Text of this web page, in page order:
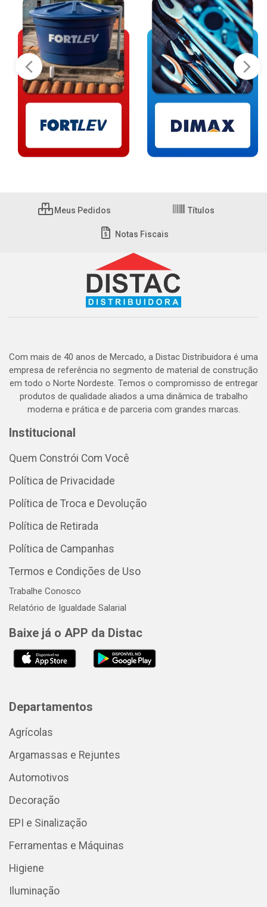
Meus Pedidos Títulos
Notas Fiscais
Com mais de 40 anos de Mercado, a Distac Distribuidora é uma
empresa de referência no segmento de material de construção
em todo o Norte Nordeste. Temos o compromisso de entregar
produtos de qualidade aliados a uma dinâmica de trabalho
moderna e prática e de parceria com grandes marcas.
Institucional
Quem Constrói Com Você
Política de Privacidade
Política de Troca e Devolução
Política de Retirada
Política de Campanhas
Termos e Condições de Uso
Trabalhe Conosco
Relatório de Igualdade Salarial
Baixe já o APP da Distac
Departamentos
Agrícolas
Argamassas e Rejuntes
Automotivos
Decoração
EPI e Sinalização
Ferramentas e Máquinas
Higiene
Iluminação